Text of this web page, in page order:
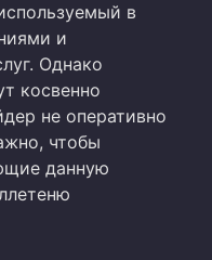
в
и
Однако
косвенно
не оперативно
чтобы
данную